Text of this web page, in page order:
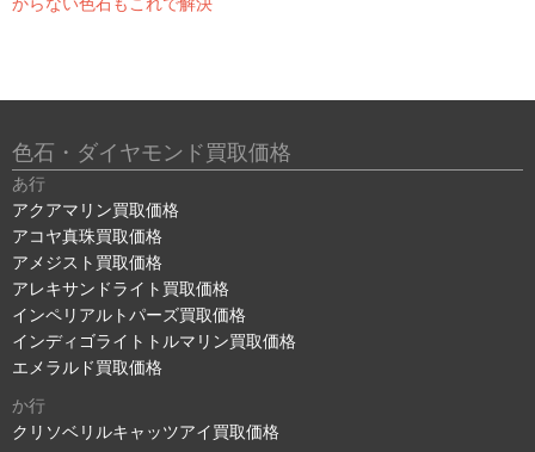
からない色石もこれで解決
色石・ダイヤモンド買取価格
あ行
アクアマリン買取価格
アコヤ真珠買取価格
アメジスト買取価格
アレキサンドライト買取価格
インペリアルトパーズ買取価格
インディゴライトトルマリン買取価格
エメラルド買取価格
か行
クリソベリルキャッツアイ買取価格